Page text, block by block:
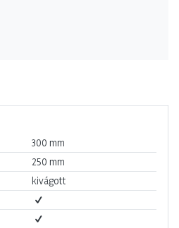
300 mm
250 mm
kivágott